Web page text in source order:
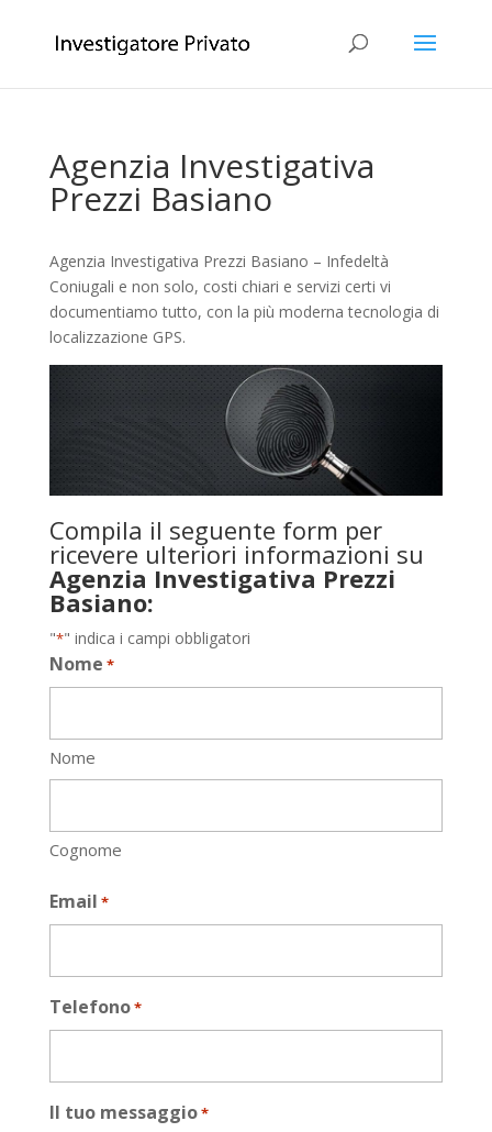
Agenzia Investigativa
Prezzi Basiano
Agenzia Investigativa Prezzi Basiano – Infedeltà
Coniugali e non solo, costi chiari e servizi certi vi
documentiamo tutto, con la più moderna tecnologia di
localizzazione GPS.
Compila il seguente form per
ricevere ulteriori informazioni su
Agenzia Investigativa Prezzi
Basiano:
"*" indica i campi obbligatori
Nome *
Nome
Cognome
Email *
Telefono*
Il tuo messaggio*